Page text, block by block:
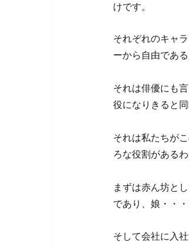
けです。
それぞれのキャ
ーから自由であ
それは俳優にも
役になりきると
それは私たちが
ろな役割があるわ
まずは赤ん坊と
であり、娘・・
そして会社に入